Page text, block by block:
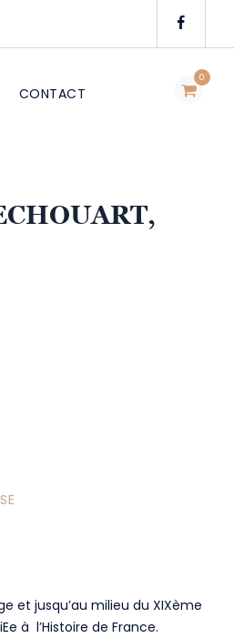
0
CONTACT
et jusqu’au milieu du XIXème
à l’Histoire de France.